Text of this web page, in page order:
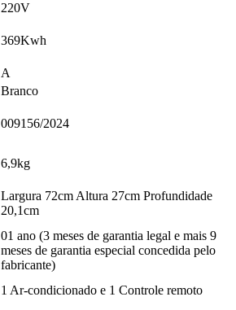
220V
369Kwh
A
Branco
009156/2024
6,9kg
Largura 72cm Altura 27cm Profundidade
20,1cm
01 ano (3 meses de garantia legal e mais 9
meses de garantia especial concedida pelo
fabricante)
1 Ar-condicionado e 1 Controle remoto